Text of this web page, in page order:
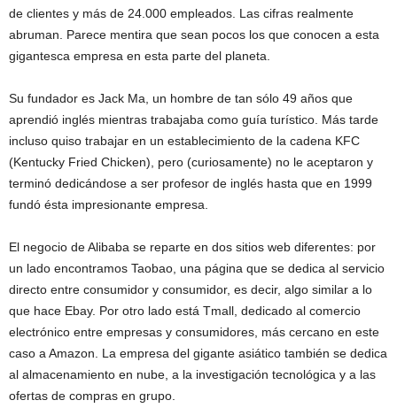
de clientes y más de 24.000 empleados. Las cifras realmente
abruman. Parece mentira que sean pocos los que conocen a esta
gigantesca empresa en esta parte del planeta.
Su fundador es Jack Ma, un hombre de tan sólo 49 años que
aprendió inglés mientras trabajaba como guía turístico. Más tarde
incluso quiso trabajar en un establecimiento de la cadena KFC
(Kentucky Fried Chicken), pero (curiosamente) no le aceptaron y
terminó dedicándose a ser profesor de inglés hasta que en 1999
fundó ésta impresionante empresa.
El negocio de Alibaba se reparte en dos sitios web diferentes: por
un lado encontramos Taobao, una página que se dedica al servicio
directo entre consumidor y consumidor, es decir, algo similar a lo
que hace Ebay. Por otro lado está Tmall, dedicado al comercio
electrónico entre empresas y consumidores, más cercano en este
caso a Amazon. La empresa del gigante asiático también se dedica
al almacenamiento en nube, a la investigación tecnológica y a las
ofertas de compras en grupo.